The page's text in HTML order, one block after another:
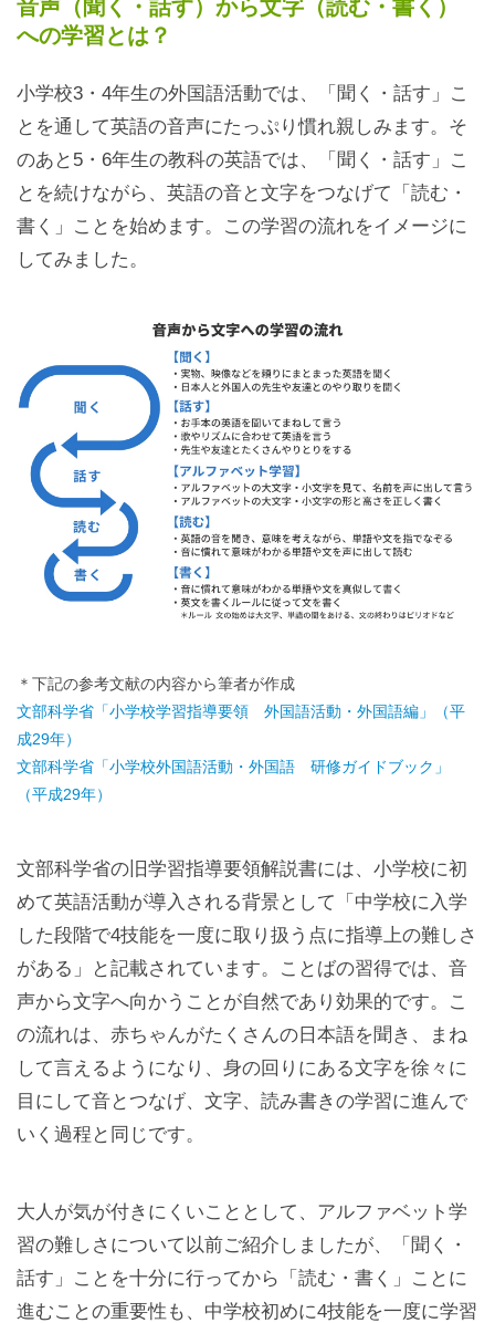
音声（聞く・話す）から文字（読む・書く）
への学習とは？
小学校3・4年生の外国語活動では、「聞く・話す」こ
とを通して英語の音声にたっぷり慣れ親しみます。そ
のあと5・6年生の教科の英語では、「聞く・話す」こ
とを続けながら、英語の音と文字をつなげて「読む・
書く」ことを始めます。この学習の流れをイメージに
してみました。
＊下記の参考文献の内容から筆者が作成
文部科学省「小学校学習指導要領 外国語活動・外国語編」（平
成29年）
文部科学省「小学校外国語活動・外国語 研修ガイドブック」
（平成29年）
文部科学省の旧学習指導要領解説書には、小学校に初
めて英語活動が導入される背景として「中学校に入学
した段階で4技能を一度に取り扱う点に指導上の難しさ
がある」と記載されています。ことばの習得では、音
声から文字へ向かうことが自然であり効果的です。こ
の流れは、赤ちゃんがたくさんの日本語を聞き、まね
して言えるようになり、身の回りにある文字を徐々に
目にして音とつなげ、文字、読み書きの学習に進んで
いく過程と同じです。
大人が気が付きにくいこととして、アルファベット学
習の難しさについて以前ご紹介しましたが、「聞く・
話す」ことを十分に行ってから「読む・書く」ことに
進むことの重要性も、中学校初めに4技能を一度に学習